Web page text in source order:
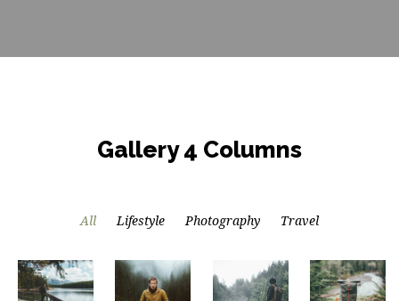
Gallery 4 Columns
All Lifestyle Photography Travel